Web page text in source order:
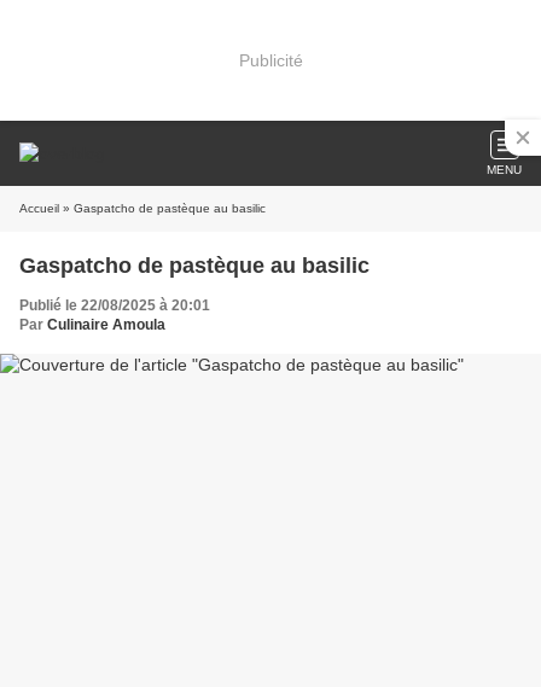
Publicité
MENU
Accueil » Gaspatcho de pastèque au basilic
Gaspatcho de pastèque au basilic
Publié le 22/08/2025 à 20:01
Par Culinaire Amoula